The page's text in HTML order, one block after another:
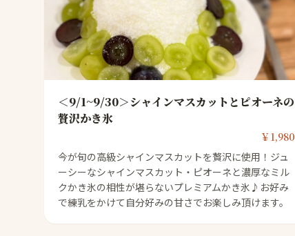
＜9/1~9/30＞シャインマスカットとピオーネの
贅沢かき氷
￥1,980
今が旬の高級シャインマスカットを贅沢に使用！ジュ
ーシーなシャインマスカット・ピオーネと濃厚なミル
クかき氷の相性が堪らないプレミアムかき氷♪お好み
で練乳をかけて自分好みの甘さでお楽しみ頂けます。